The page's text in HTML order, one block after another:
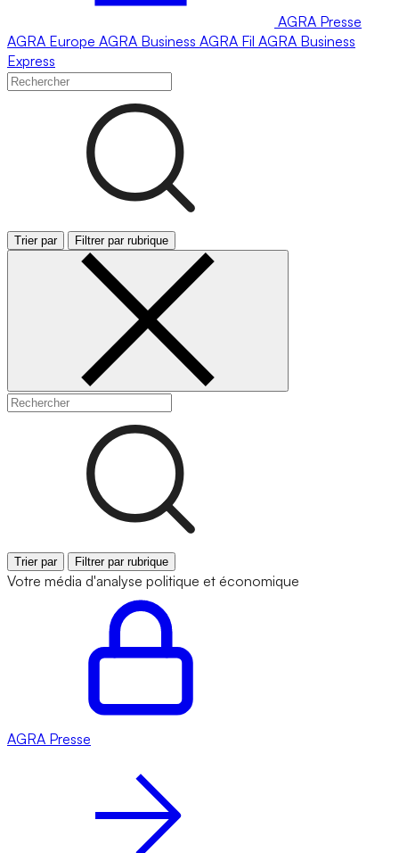
AGRA Presse
AGRA Europe AGRA Business AGRA Fil AGRA Business
Express
Trier par Filtrer par rubrique
Trier par Filtrer par rubrique
Votre média d'analyse politique et économique
AGRA Presse